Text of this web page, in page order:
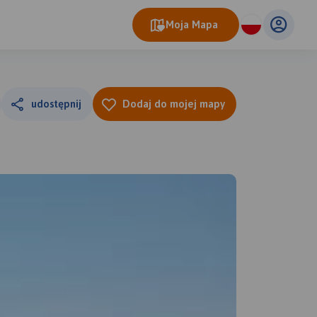
Moja Mapa
udostępnij Dodaj do mojej mapy